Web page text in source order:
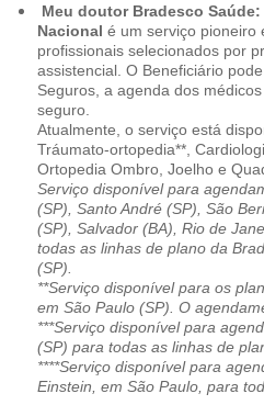
Meu doutor Bradesco Saúde:
Nacional é um serviço pioneiro
profissionais selecionados por
assistencial. O Beneficiário
Seguros, a agenda dos
seguro.
Atualmente, o serviço está
Tráumato-ortopedia**,
Ortopedia Ombro, Joelho e
Serviço disponível para
(SP), Santo André (SP), São
(SP), Salvador (BA), Rio de
todas as linhas de plano da
(SP).
**Serviço disponível para os
em São Paulo (SP). O
***Serviço disponível para
(SP) para todas as linhas de
****Serviço disponível para
Einstein, em São Paulo, para